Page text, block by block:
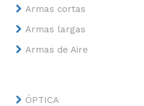
Armas cortas
Armas largas
Armas de Aire
ÓPTICA